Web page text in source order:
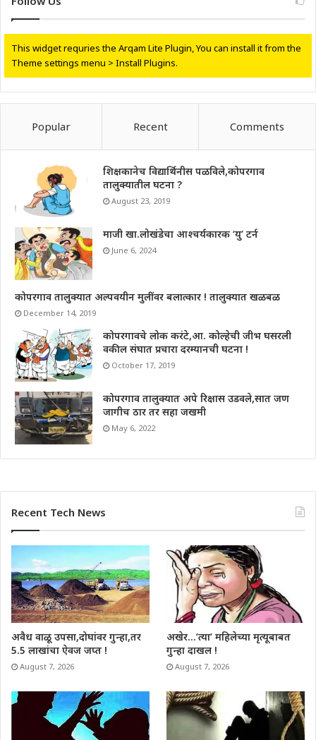
This widget requries the Arqam Lite Plugin, You can install it from the
Theme settings menu > Install Plugins.
Popular Recent Comments
शिक्षकानेच विद्यार्थिनीस पळविले,कोपरगाव
तालुक्यातील घटना ?
August 23, 2019
माजी खा.लोखंडेचा आश्चर्यकारक ‘यु’ टर्न
June 6, 2024
कोपरगाव तालुक्यात अल्पवयीन मुलींवर बलात्कार ! तालुक्यात खळबळ
December 14, 2019
कोपरगावचे लोक करंटे,आ. कोल्हेची जीभ घसरली
वकील संघात प्रचारा दरम्यानची घटना !
October 17, 2019
कोपरगाव तालुक्यात अपे रिक्षास उडवले,सात जण
जागीच ठार तर सहा जखमी
May 6, 2022
Recent Tech News
अवैध वाळू उपसा,दोघांवर गुन्हा,तर
5.5 लाखांचा ऐवज जप्त !
August 7, 2026
अखेर…’त्या’ महिलेच्या मृत्यूबाबत
गुन्हा दाखल !
August 7, 2026